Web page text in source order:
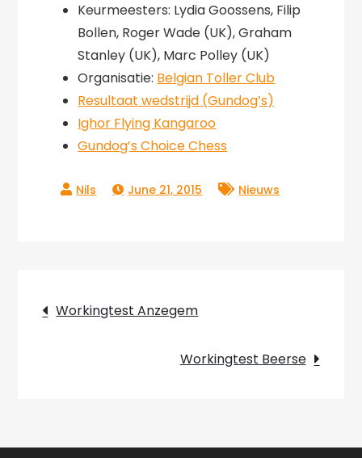
Keurmeesters: Lydia Goossens, Filip
Bollen, Roger Wade (UK), Graham
Stanley (UK), Marc Polley (UK)
Organisatie: Belgian Toller Club
Resultaat wedstrijd (Gundog’s)
Ighor Flying Kangaroo
Gundog’s Choice Chess
June 21, 2015 Nieuws
Post
navigation
Workingtest Anzegem
Workingtest Beerse